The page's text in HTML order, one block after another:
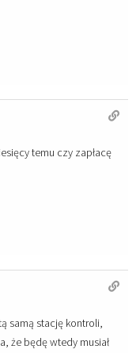
temu czy zapłacę
samą stację kontroli,
że będę wtedy musiał